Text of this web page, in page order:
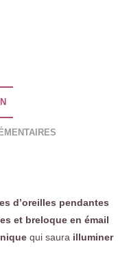
d’oreilles pendantes
et breloque en émail
qui saura illuminer